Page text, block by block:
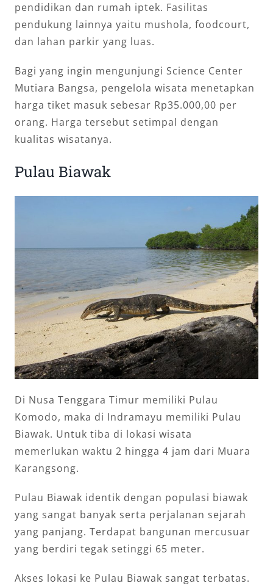
pendidikan dan rumah iptek. Fasilitas
pendukung lainnya yaitu mushola, foodcourt,
dan lahan parkir yang luas.
Bagi yang ingin mengunjungi Science Center
Mutiara Bangsa, pengelola wisata menetapkan
harga tiket masuk sebesar Rp35.000,00 per
orang. Harga tersebut setimpal dengan
kualitas wisatanya.
Pulau Biawak
Di Nusa Tenggara Timur memiliki Pulau
Komodo, maka di Indramayu memiliki Pulau
Biawak. Untuk tiba di lokasi wisata
memerlukan waktu 2 hingga 4 jam dari Muara
Karangsong.
Pulau Biawak identik dengan populasi biawak
yang sangat banyak serta perjalanan sejarah
yang panjang. Terdapat bangunan mercusuar
yang berdiri tegak setinggi 65 meter.
Akses lokasi ke Pulau Biawak sangat terbatas.